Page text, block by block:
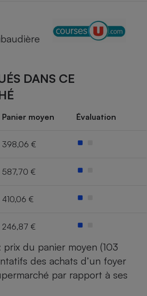
DANS CE
Panier moyen Évaluation
398,06 €
587,70 €
410,06 €
246,87 €
du panier moyen (103
des achats d’un foyer
par rapport à ses
Cafetière à expressos
Robot ménager